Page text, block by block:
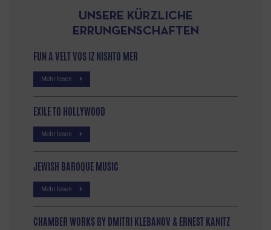
UNSERE KÜRZLICHE
ERRUNGENSCHAFTEN
FUN A VELT VOS IZ NISHTO MER
Mehr lesen
EXILE TO HOLLYWOOD
Mehr lesen
JEWISH BAROQUE MUSIC
Mehr lesen
CHAMBER WORKS BY DMITRI KLEBANOV & ERNEST KANITZ